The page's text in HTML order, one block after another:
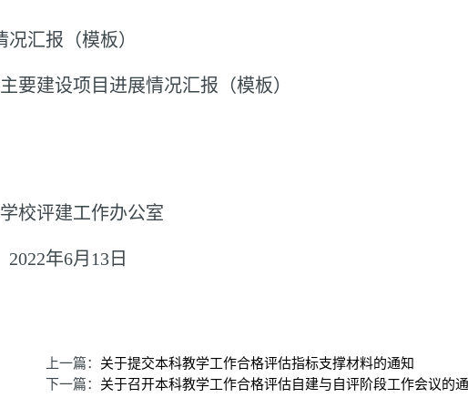
汇报（模板）
要建设项目进展情况汇报（模板）
办公室
年6月 13 日
上一篇： 关于提交本科教学工作合格评估指标支撑材料的通知
下一篇： 关于召开本科教学工作合格评估自建与自评阶段工作会议的